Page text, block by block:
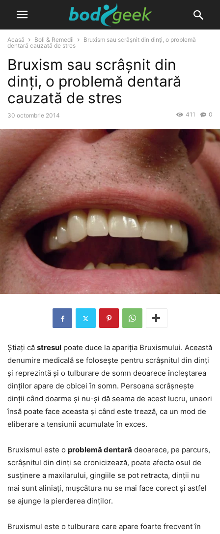
Acasă Boli & Remedii
Bruxism sau scrâșnit din dinți, o problemă
dentară cauzată de stres
Bruxism sau scrâșnit din
dinți, o problemă dentară
cauzată de stres
30 octombrie 2014 0
411
Știați că stresul poate duce la apariția Bruxismului. Această
denumire medicală se folosește pentru scrâșnitul din dinți
și reprezintă și o tulburare de somn deoarece încleștarea
dinților apare de obicei în somn. Persoana scrâșnește
dinții când doarme și nu-și dă seama de acest lucru, uneori
însă poate face aceasta și când este trează, ca un mod de
eliberare a tensiunii acumulate în exces.
Bruxismul este o problemă dentară deoarece, pe parcurs,
scrâșnitul din dinți se cronicizează, poate afecta osul de
susținere a maxilarului, gingiile se pot retracta, dinții nu
mai sunt aliniați, mușcătura nu se mai face corect și astfel
se ajunge la pierderea dinților.
Bruxismul este o tulburare care apare foarte frecvent în